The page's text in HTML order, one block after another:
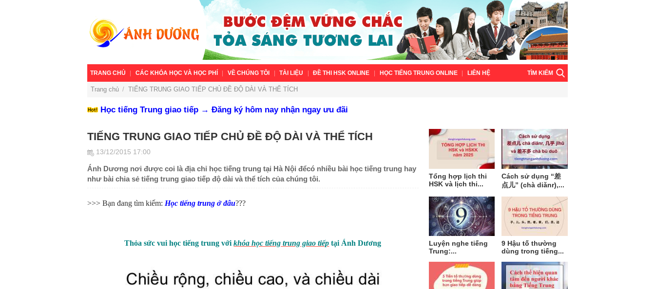
TRANG CHỦ CÁC KHÓA HỌC VÀ HỌC PHÍ VỀ CHÚNG TÔI TÀI LIỆU ĐỀ THI HSK ONLINE HỌC TIẾNG TRUNG ONLINE LIÊN HỆ TÌM KIẾM
Trang chủ / TIẾNG TRUNG GIAO TIẾP CHỦ ĐỀ ĐỘ DÀI VÀ THỂ TÍCH
Học tiếng Trung giao tiếp → Đăng ký hôm nay nhận ngay ưu đãi
TIẾNG TRUNG GIAO TIẾP CHỦ ĐỀ ĐỘ DÀI VÀ THỂ TÍCH
13/12/2015 17:00
Ánh Dương nơi được coi là địa chỉ học tiếng trung tại Hà Nội đểcó nhiều bài học tiếng trung hay
như bài chia sẻ tiếng trung giao tiếp độ dài và thể tích của chúng tôi.
>>> Bạn đang tìm kiếm: Học tiếng trung ở đâu???
Thỏa sức vui học tiếng trung vớikhóa học tiếng trung giao tiếp tại Ánh Dương
Tổng hợp lịch thi
HSK và lịch thi...
Cách sử dụng “差
点儿” (chà diǎnr),...
Luyện nghe tiếng
Trung:...
9 Hậu tố thường
dùng trong tiếng...